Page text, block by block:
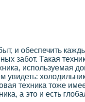
и обеспечить
забот. Такая
используемая
техника тоже
а это и есть